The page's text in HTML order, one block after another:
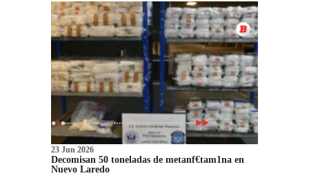
23 Jun 2026
Decomisan 50 toneladas de metanf€tam1na en
Nuevo Laredo